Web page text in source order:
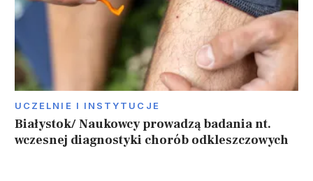
UCZELNIE I INSTYTUCJE
Białystok/ Naukowcy prowadzą badania nt.
wczesnej diagnostyki chorób odkleszczowych